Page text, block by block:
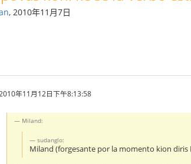
, 2010年11月7日
2010年11月12日下午8:13:58
Miland:
sudanglo:
Miland (forgesante por la momento kion